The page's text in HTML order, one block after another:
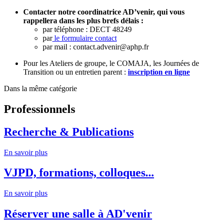
Contacter notre coordinatrice AD’venir, qui vous
rappellera dans les plus brefs délais :
par téléphone : DECT 48249
parle formulaire contact
par mail : contact.advenir@aphp.fr
Pour les Ateliers de groupe, le COMAJA, les Journées de
Transition ou un entretien parent : inscription en ligne
Dans la même catégorie
Professionnels
Recherche & Publications
En savoir plus
VJPD, formations, colloques...
En savoir plus
Réserver une salle à AD'venir